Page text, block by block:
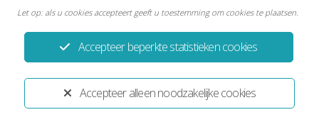
Accepteer alleen noodzakelijke cookies
Accepteer beperkte statistieken cookies
Let op: als u cookies accepteert geeft u toestemming om cookies te plaatsen.